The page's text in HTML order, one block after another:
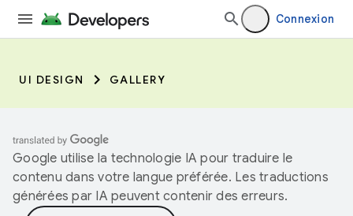
Connexion
UI DESIGN GALLERY
Google utilise la technologie IA pour traduire le
contenu dans votre langue préférée. Les traductions
générées par IA peuvent contenir des erreurs.